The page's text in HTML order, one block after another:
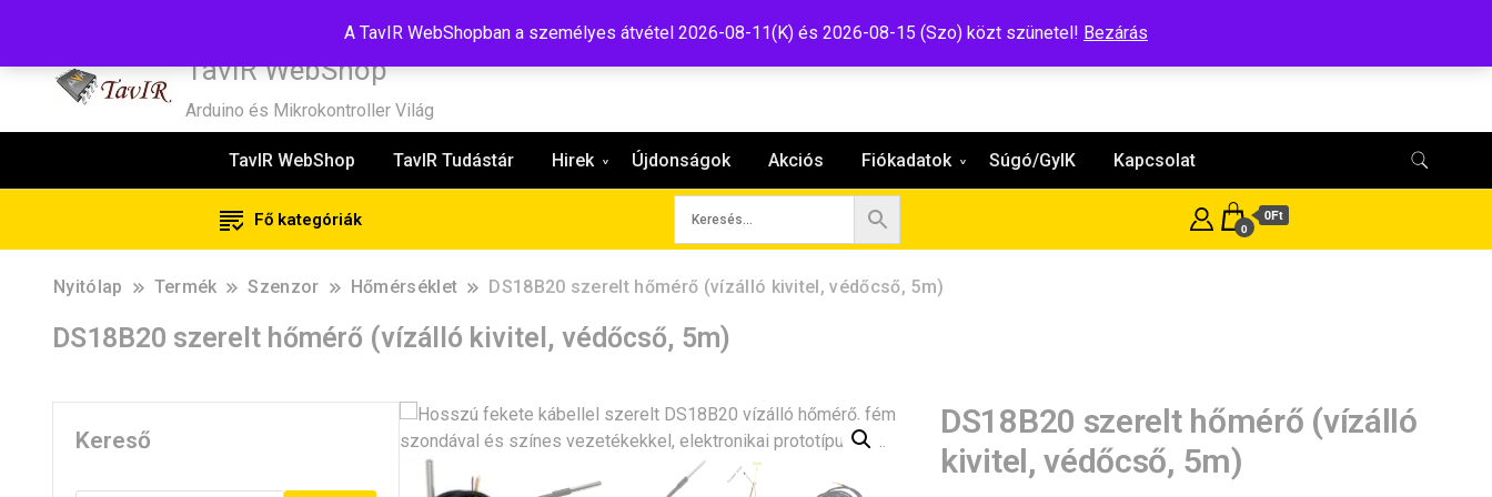
A TavIR WebShopban a személyes átvétel 2026-08-11(K) és 2026-08-15 (Szo) közt szünetel! Bezárás
TavIR WebShop
Arduino és Mikrokontroller Világ
TavIR WebShop TavIR Tudástár Hirek Újdonságok Akciós Fiókadatok Súgó/GyIK Kapcsolat
Fő kategóriák 0
0Ft
Nyitólap Termék Szenzor Hőmérséklet DS18B20 szerelt hőmérő (vízálló kivitel, védőcső, 5m)
DS18B20 szerelt hőmérő (vízálló kivitel, védőcső, 5m)
DS18B20 szerelt hőmérő (vízálló
kivitel, védőcső, 5m)
Kereső